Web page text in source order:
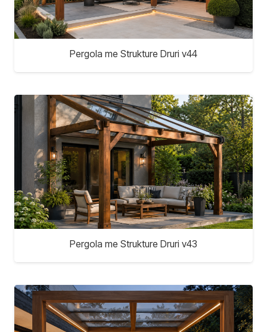
Pergola me Strukture Druri v44
Pergola me Strukture Druri v43